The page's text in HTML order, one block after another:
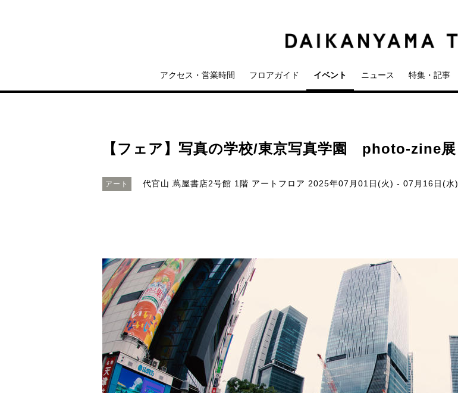
アクセス・営業時間 フロアガイド イベント ニュース 特集・記事
【フェア】写真の学校/東京写真学園 photo-zine展
アート 代官山 蔦屋書店2号館 1階 アートフロア 2025年07月01日(火) - 07月16日(水)